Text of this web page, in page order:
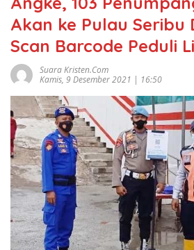
Akan ke Pulau Seribu
Scan Barcode Peduli
Suara Kristen.com
Kamis, 9 Desember 2021 | 16:50